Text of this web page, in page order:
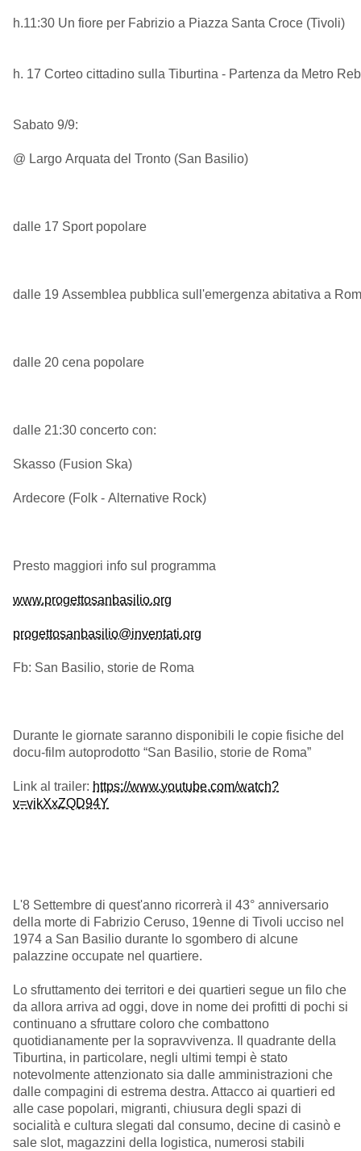
h.11:30 Un fiore per Fabrizio a Piazza Santa Croce (Tivoli)
h. 17 Corteo cittadino sulla Tiburtina - Partenza da Metro
Sabato 9/9:
@ Largo Arquata del Tronto (San Basilio)
dalle 17 Sport popolare
dalle 19 Assemblea pubblica sull'emergenza abitativa a
dalle 20 cena popolare
dalle 21:30 concerto con:
Skasso (Fusion Ska)
Ardecore (Folk - Alternative Rock)
Presto maggiori info sul programma
www.progettosanbasilio.org
progettosanbasilio@inventati.org
Fb: San Basilio, storie de Roma
Durante le giornate saranno disponibili le copie fisiche del
docu-film autoprodotto “San Basilio, storie de Roma”
Link al trailer: https://www.youtube.com/watch?
v=vikXxZQD94Y
L'8 Settembre di quest'anno ricorrerà il 43° anniversario
della morte di Fabrizio Ceruso, 19enne di Tivoli ucciso nel
1974 a San Basilio durante lo sgombero di alcune
palazzine occupate nel quartiere.
Lo sfruttamento dei territori e dei quartieri segue un filo che
da allora arriva ad oggi, dove in nome dei profitti di pochi si
continuano a sfruttare coloro che combattono
quotidianamente per la sopravvivenza. Il quadrante della
Tiburtina, in particolare, negli ultimi tempi è stato
notevolmente attenzionato sia dalle amministrazioni che
dalle compagini di estrema destra. Attacco ai quartieri ed
alle case popolari, migranti, chiusura degli spazi di
socialità e cultura slegati dal consumo, decine di casinò e
sale slot, magazzini della logistica, numerosi stabili